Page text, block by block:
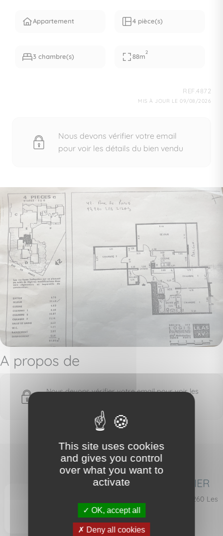
Appartement 4 pièce(s)
3 chambre(s) 88m
2
REF.4872
MIS À JOUR LE 09/08/2026
Nous devons vérifier votre email
pour voir les détails du bien vendu
A propos de
Nous devons vérifier votre email pour voir les
AURA IMMOBILIER
44 rue de Paris - 93260 Les
Lilas
This site uses cookies
and gives you control
over what you want to
activate
OK, accept all
Deny all cookies